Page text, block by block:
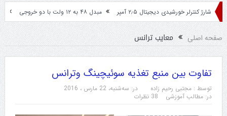
شارژ کنترلر خورشیدی دیجیتال ۲٫۵ آمپر مبدل ۴۸ به ۱۲ ولت با دو خروجی مبدل ۲۴ ولت به ۱۲ ولت مخصوص
صفحه اصلی معایب ترانس
تفاوت بین منبع تغذیه سوئیچینگ وترانس
توسط : مجتبی رحیم زاده در: سه‌شنبه، 22 مارس ، 2016
در: مطالب آموزشی 38 نظرات